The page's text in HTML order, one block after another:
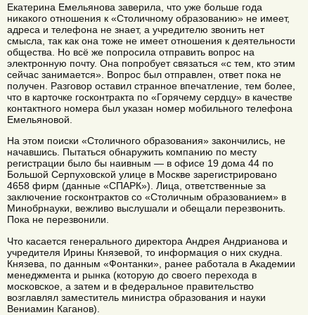
Екатерина Емельянова заверила, что уже больше года
никакого отношения к «Столичному образованию» не имеет,
адреса и телефона не знает, а учредителю звонить нет
смысла, так как она тоже не имеет отношения к деятельности
общества. Но всё же попросила отправить вопрос на
электронную почту. Она попробует связаться «с тем, кто этим
сейчас занимается». Вопрос был отправлен, ответ пока не
получен. Разговор оставил странное впечатление, тем более,
что в карточке госконтракта по «Горячему сердцу» в качестве
контактного номера был указан номер мобильного телефона
Емельяновой.
На этом поиски «Столичного образования» закончились, не
начавшись. Пытаться обнаружить компанию по месту
регистрации было бы наивным — в офисе 19 дома 44 по
Большой Серпуховской улице в Москве зарегистрировано
4658 фирм (данные «СПАРК»). Лица, ответственные за
заключение госконтрактов со «Столичным образованием» в
Минобрнауки, вежливо выслушали и обещали перезвонить.
Пока не перезвонили.
Что касается генерального директора Андрея Андрианова и
учредителя Ирины Князевой, то информация о них скудна.
Князева, по данным «Фонтанки», ранее работала в Академии
менеджмента и рынка (которую до своего перехода в
московское, а затем и в федеральное правительство
возглавлял заместитель министра образования и науки
Вениамин Каганов).